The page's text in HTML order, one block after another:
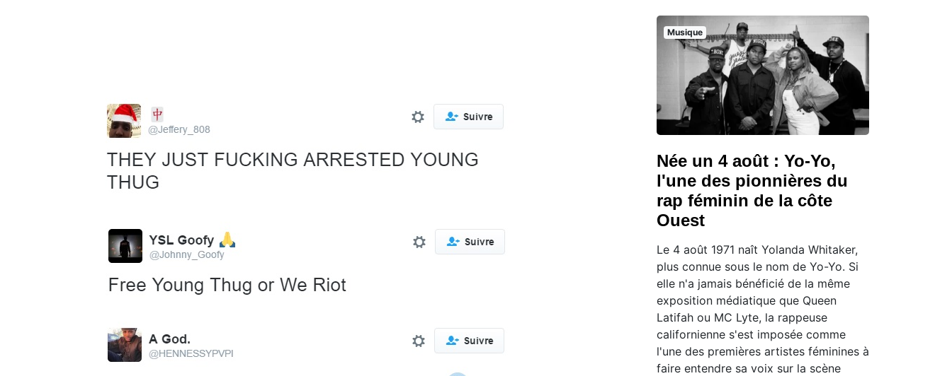
Musique
Née un 4 août : Yo-Yo,
l'une des pionnières du
rap féminin de la côte
Ouest
Le 4 août 1971 naît Yolanda Whitaker,
plus connue sous le nom de Yo-Yo. Si
elle n'a jamais bénéficié de la même
exposition médiatique que Queen
Latifah ou MC Lyte, la rappeuse
californienne s'est imposée comme
l'une des premières artistes féminines à
faire entendre sa voix sur la scène